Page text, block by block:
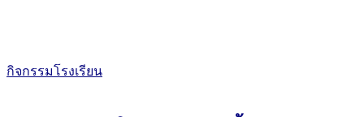
กิจกรรมโรงเรียน